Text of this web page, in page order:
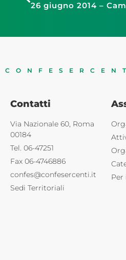
Contatti
Via Nazionale 60, Roma
00184
Tel. 06-47251
Fax 06-4746886
confes@confesercenti.it
Sedi Territoriali
Per